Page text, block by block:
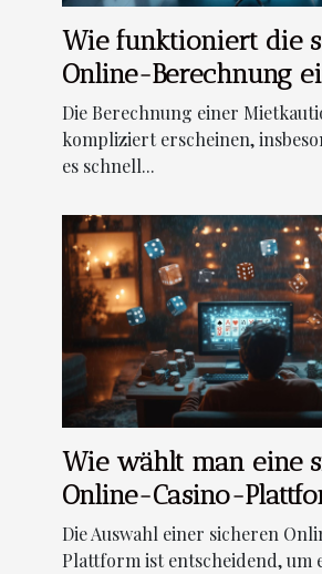
Wie funktioniert die
Online-Berechnung
Mietkaution?
Die Berechnung einer
kompliziert erscheinen,
es schnell...
Wie wählt man eine
Online-Casino-
Die Auswahl einer sicheren
Plattform ist entscheidend, um